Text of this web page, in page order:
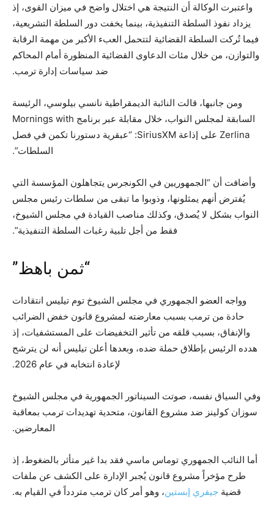
واعتبرت الوكالة أن النتيجة هي اختلال واضح في ميزان القوى، إذ
يزداد نفوذ السلطة التنفيذية، بينما يخفت دور السلطة التشريعية،
فيما تُركت السلطة القضائية لتتحمل العبء الأكبر من مهمة الرقابة
والتوازن، من خلال مئات الدعاوى القضائية المنظورة أمام المحاكم
ضد سياسات إدارة ترمب.
ومن جانبها، قالت النائبة الديمقراطية نانسي بيلوسي، الرئيسة
السابقة لمجلس النواب، خلال مقابلة عبر برنامج Mornings with
Zerlina على إذاعة SiriusXM: “عبقرية دستورنا تكمن في فصل
السلطات”.
وأضافت أن “الجمهوريين في الكونجرس يتجاهلون المؤسسة التي
يُفترض أنهم يمثلونها، وذوبوا ما تبقى من سلطات رئيس مجلس
النواب بشكل لا يُصدق، وكذلك مناصب القيادة في مجلس الشيوخ،
فقط من أجل تلبية رغبات السلطة التنفيذية”.
“ثمن باهظ”
وواجه العضو الجمهوري في مجلس الشيوخ توم تيليس انتقادات
حادة من ترمب بسبب معارضته لمشروع قانون خفض الضرائب
والإنفاق، بسبب قلقه من تأثير التخفيضات على المستشفيات، إذ
هدده الرئيس بإطلاق حملة ضده، وبعدها أعلن تيليس أنه لن يترشح
لإعادة انتخابه في عام 2026.
وفي السياق نفسه، صوتت السيناتور الجمهورية في مجلس الشيوخ
سوزان كولينز ضد مشروع القانون، متحدية تهديدات ترمب بمعاقبة
المعارضين.
أما النائب الجمهوري توماس ماسي فقد بدا غير متأثر بالضغوط، إذ
طرح مؤخراً مشروع قانون يُجبر الإدارة على الكشف عن ملفات
قضية جيفري إبستين، وهو أمر كان ترمب متردداً في القيام به.